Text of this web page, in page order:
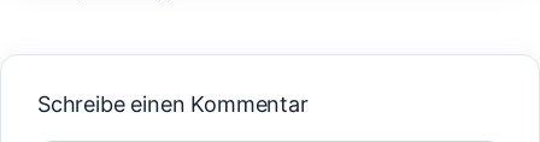
Schreibe einen Kommentar